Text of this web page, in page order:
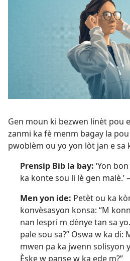
Gen moun ki bezwen linèt pou
zanmi ka fè menm bagay la
pwoblèm ou yo yon lòt jan e sa
Prensip Bib la bay: ‘Yon
ka konte sou li lè gen malè.’
Men yon ide: Petèt ou ka
konvèsasyon konsa: “M
nan lespri m dènye tan sa
pale sou sa?” Oswa w ka di:
mwen pa ka jwenn solisyon
Èske w panse w ka ede m?”